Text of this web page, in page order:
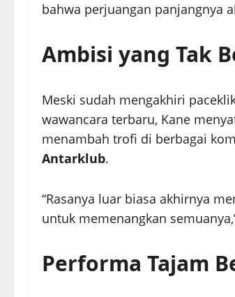
bahwa perjuangan panjangnya
Ambisi yang Tak
Meski sudah mengakhiri
wawancara terbaru, Kane
menambah trofi di berbagai
Antarklub.
“Rasanya luar biasa akhirnya
untuk memenangkan
Performa Tajam